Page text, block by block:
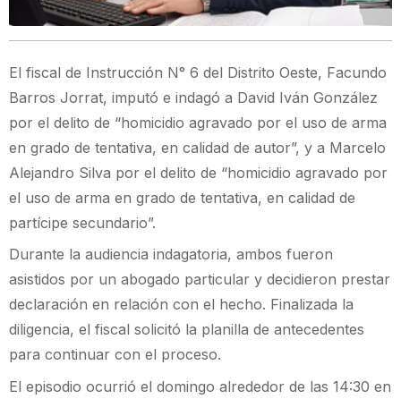
El fiscal de Instrucción N° 6 del Distrito Oeste, Facundo
Barros Jorrat, imputó e indagó a David Iván González
por el delito de “homicidio agravado por el uso de arma
en grado de tentativa, en calidad de autor”, y a Marcelo
Alejandro Silva por el delito de “homicidio agravado por
el uso de arma en grado de tentativa, en calidad de
partícipe secundario”.
Durante la audiencia indagatoria, ambos fueron
asistidos por un abogado particular y decidieron prestar
declaración en relación con el hecho. Finalizada la
diligencia, el fiscal solicitó la planilla de antecedentes
para continuar con el proceso.
El episodio ocurrió el domingo alrededor de las 14:30 en